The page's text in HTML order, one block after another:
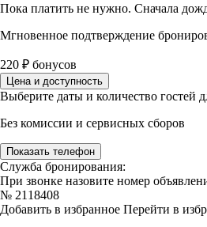
Пока платить не нужно. Сначала
Мгновенное подтверждение
220 ₽ бонусов
Цена и доступность
Выберите даты и количество гостей
Без комиссии и сервисных сборов
Показать телефон
Служба бронирования:
При звонке назовите номер
№ 2118408
Добавить в избранное Перейти в